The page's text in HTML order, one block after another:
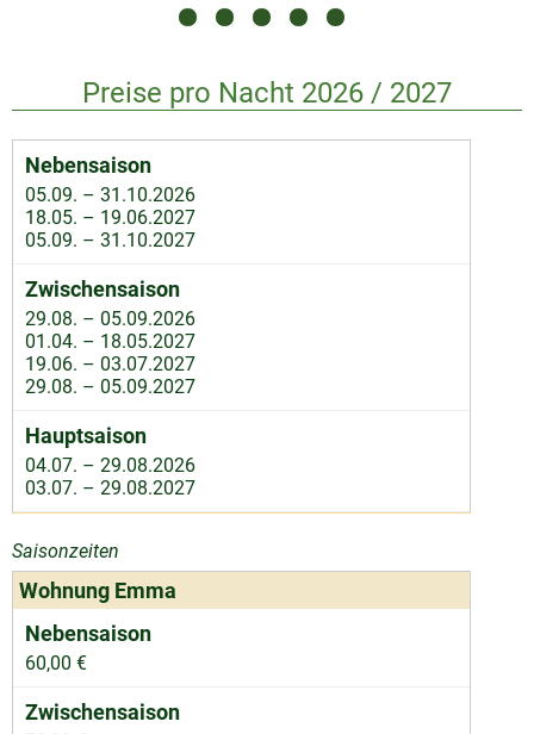
Preise pro Nacht 2026 / 2027
05.09. – 31.10.2026
18.05. – 19.06.2027
05.09. – 31.10.2027
29.08. – 05.09.2026
01.04. – 18.05.2027
19.06. – 03.07.2027
29.08. – 05.09.2027
04.07. – 29.08.2026
03.07. – 29.08.2027
Saisonzeiten
Wohnung Emma
60,00 €